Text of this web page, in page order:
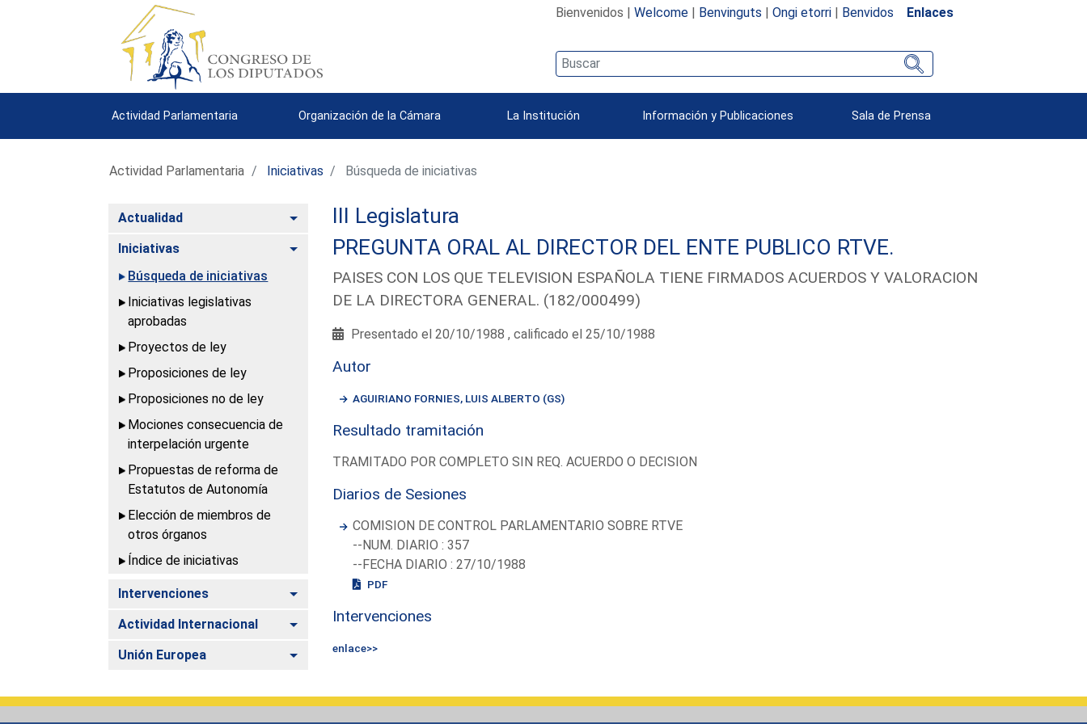
Bienvenidos | Welcome| Benvinguts | Ongi etorri| Benvidos Enlaces
Actividad Parlamentaria Organización de la Cámara La Institución Información y Publicaciones Sala de Prensa
Actividad Parlamentaria Iniciativas Búsqueda de iniciativas
Actualidad Alternar
Iniciativas
Alternar
Búsqueda de iniciativas
Iniciativas legislativas
aprobadas
Proyectos de ley
Proposiciones de ley
Proposiciones no de ley
Mociones consecuencia de
interpelación urgente
Propuestas de reforma de
Estatutos de Autonomía
Elección de miembros de
otros órganos
Índice de iniciativas
Intervenciones Alternar
Actividad Internacional Alternar
Unión Europea Alternar
III Legislatura
PREGUNTA ORAL AL DIRECTOR DEL ENTE PUBLICO RTVE.
PAISES CON LOS QUE TELEVISION ESPAÑOLA TIENE FIRMADOS ACUERDOS Y VALORACION
DE LA DIRECTORA GENERAL. (182/000499)
Presentado el 20/10/1988 , calificado el 25/10/1988
Autor
AGUIRIANO FORNIES, LUIS ALBERTO (GS)
Resultado tramitación
TRAMITADO POR COMPLETO SIN REQ. ACUERDO O DECISION
Diarios de Sesiones
COMISION DE CONTROL PARLAMENTARIO SOBRE RTVE
--NUM. DIARIO : 357
--FECHA DIARIO : 27/10/1988
PDF
Intervenciones
enlace>>